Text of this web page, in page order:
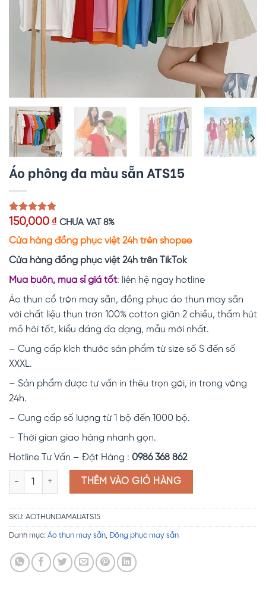
Áo phông đa màu sẵn ATS15
5.00trên 5
dựa trên
1
đánh giá
150,000 ₫ CHƯA VAT 8%
Cửa hàng đồng phục việt 24h trên shopee
Cửa hàng đồng phục việt 24h trên TikTok
Mua buôn, mua sỉ giá tốt: liên hệ ngay hotline
Áo thun cổ tròn may sẵn, đồng phục áo thun may sẵn
với chất liệu thun trơn 100% cotton giãn 2 chiều, thấm hút
mồ hôi tốt, kiểu dáng đa dạng, mẫu mới nhất.
– Cung cấp kích thước sản phẩm từ size số S đến số
XXXL.
– Sản phẩm được tư vấn in thêu trọn gói, in trong vòng
24h.
– Cung cấp số lượng từ 1 bộ đến 1000 bộ.
– Thời gian giao hàng nhanh gọn.
Hotline Tư Vấn – Đặt Hàng : 0986 368 862
Áo phông đa màu sẵn ATS15 số lượng
THÊM VÀO GIỎ HÀNG
SKU: AOTHUNDAMAUATS15
Danh mục: Áo thun may sẵn, Đồng phục may sẵn